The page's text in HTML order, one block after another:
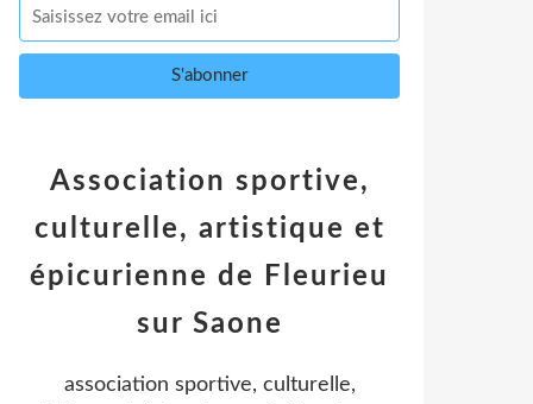
Association sportive,
culturelle, artistique et
épicurienne de Fleurieu
sur Saone
association sportive, culturelle,